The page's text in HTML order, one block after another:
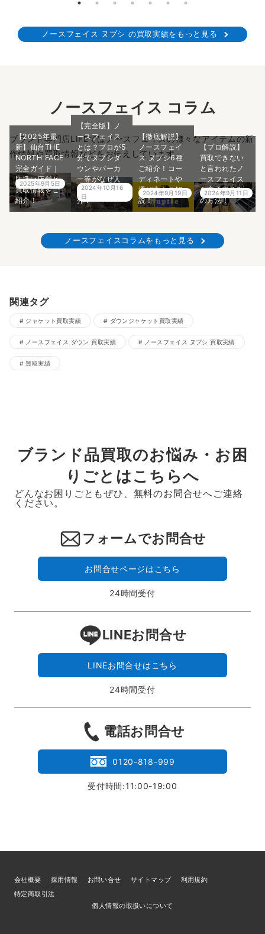
ノースフェイス ヌプシ の買取実績をもっと見る
ノースフェイス コラム
ブランド専門店LIFEではノースフェイスの様々なアイテムの新
作情報や買取情報などをお伝えしています。
【2025年最
新】仙台THE
NORTH FACE
完全ガイド｜
取扱い店舗と
買取情報をご
紹介！
2025年9月5日
【完全版】ノ
ースフェイス
とは？プロが5
分でヌプシダ
ウンやパーカ
ー等がなぜ人
気なのかご紹
介！
2024年10月16
日
【徹底解説】
ノースフェイ
ス ヌプシ6種
ご紹介！コー
ディネートや
選び方もご解
説！
2024年9月19日
【プロ解説】
買取できない
と言われたノ
ースフェイス
を高く売る2つ
の方法！
2024年9月11日
ノースフェイスコラムをもっと見る
関連タグ
ジャケット買取実績 ダウンジャケット買取実績
ノースフェイス ダウン 買取実績 ノースフェイス ヌプシ 買取実績
買取実績
ブランド品買取のお悩み・お困
りごとはこちらへ
どんなお困りごともぜひ、無料のお問合せへご連絡
ください。
フォームでお問合せ
お問合せページはこちら
24時間受付
LINEお問合せ
LINEお問合せはこちら
24時間受付
電話お問合せ
0120-818-999
受付時間:11:00-19:00
会社概要 採用情報 お問い合せ サイトマップ
利用規約
特定商取引法
個人情報の取扱いについて